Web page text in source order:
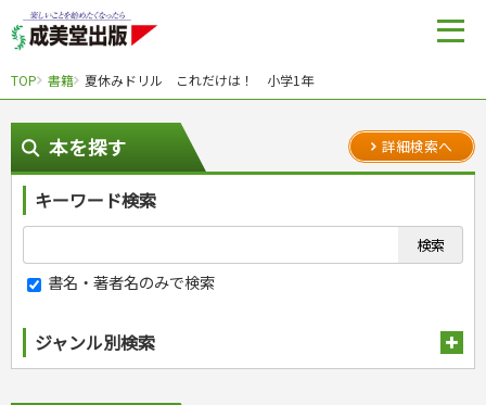
TOP 書籍 夏休みドリル これだけは！ 小学1年
本を探す 詳細検索へ
キーワード検索
書名・著者名のみで検索
ジャンル別検索